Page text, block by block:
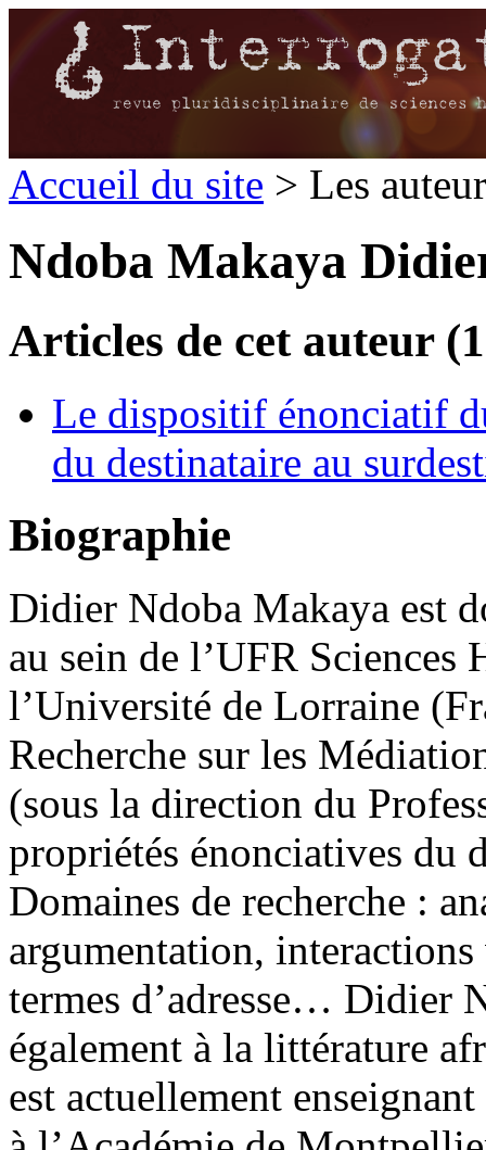
Accueil du site > Les
Ndoba Makaya
Articles de cet auteur
Le dispositif énonciatif
du destinataire au
Biographie
Didier Ndoba Makaya est
au sein de l’UFR Sciences
l’Université de Lorraine
Recherche sur les
(sous la direction du
propriétés énonciatives du
Domaines de recherche :
argumentation,
termes d’adresse… Didier
également à la littérature
est actuellement